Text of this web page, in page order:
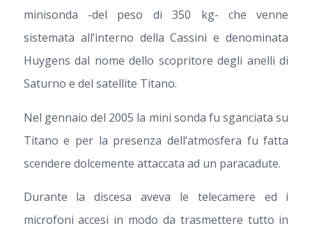
minisonda -del peso di 350 kg- che venne
sistemata all’interno della Cassini e denominata
Huygens dal nome dello scopritore degli anelli di
Saturno e del satellite Titano.
Nel gennaio del 2005 la mini sonda fu sganciata su
Titano e per la presenza dell’atmosfera fu fatta
scendere dolcemente attaccata ad un paracadute.
Durante la discesa aveva le telecamere ed i
microfoni accesi in modo da trasmettere tutto in